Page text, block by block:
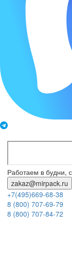
Работаем в будни,
zakaz@mirpack.ru
+7(495)669-68-38
8 (800) 707-69-79
8 (800) 707-84-72